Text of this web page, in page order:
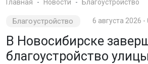
Главная Новости Благоустройство
Благоустройство 6 августа 2026 -
В Новосибирске
благоустройство